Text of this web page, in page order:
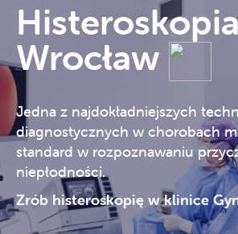
Histeroskopia
Wrocław
Jedna z najdokładniejszych
diagnostycznych w chorobach
standard w rozpoznawaniu
niepłodności.
Zrób histeroskopię w klinice